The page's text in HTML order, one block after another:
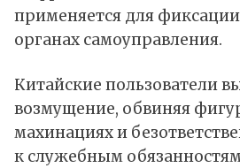
применяется для
органах самоуправления.
Китайские пользователи
возмущение, обвиняя
махинациях и
к служебным